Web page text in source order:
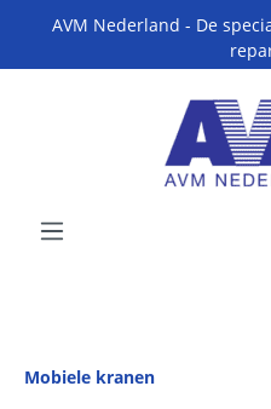
AVM Nederland - De
Mobiele kranen